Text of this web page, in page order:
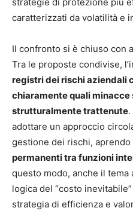
strategie di protezione più
caratterizzati da volatilità e
Il confronto si è chiuso con
Tra le proposte condivise,
registri dei rischi aziendali
chiaramente quali
strutturalmente trattenute
adottare un approccio
gestione dei rischi, aprendo
permanenti tra funzioni
questo modo, anche il
logica del “costo
strategia di efficienza e